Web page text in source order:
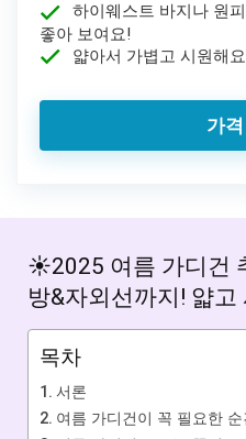
하이웨스트 바지나 원
좋아 보여요!
얇아서 가볍고 시원해요
가격
☀️2025 여름 가디건
방&자외선까지! 얇고
목차
서론
여름 가디건이 꼭 필요한